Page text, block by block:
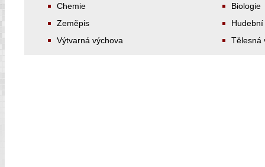
Chemie
Biologie
Zeměpis
Výtvarná výchova
Tělesná